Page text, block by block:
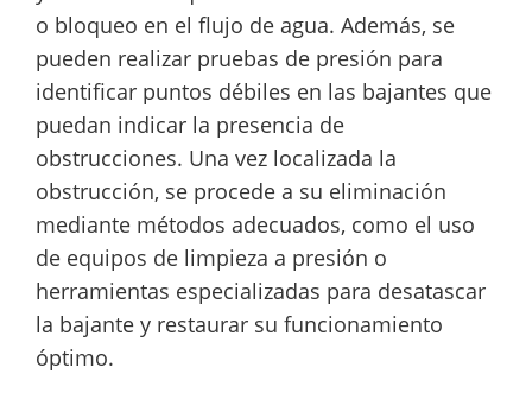
o bloqueo en el flujo de agua. Además, se
pueden realizar pruebas de presión para
identificar puntos débiles en las bajantes que
puedan indicar la presencia de
obstrucciones. Una vez localizada la
obstrucción, se procede a su eliminación
mediante métodos adecuados, como el uso
de equipos de limpieza a presión o
herramientas especializadas para desatascar
la bajante y restaurar su funcionamiento
óptimo.